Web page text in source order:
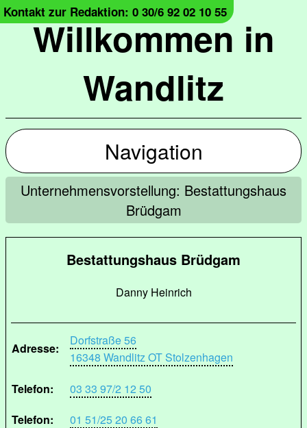
Willkommen in
Wandlitz
Kontakt zur Redaktion: 0 30/6 92 02 10 55
Navigation
Unternehmensvorstellung: Bestattungshaus
Brüdgam
Bestattungshaus Brüdgam
Danny Heinrich
Adresse:
Dorfstraße 56
16348 Wandlitz OT Stolzenhagen
Telefon:
03 33 97/2 12 50
Telefon:
01 51/25 20 66 61